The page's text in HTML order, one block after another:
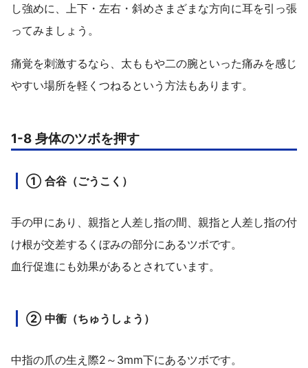
し強めに、上下・左右・斜めさまざまな方向に耳を引っ張
ってみましょう。
痛覚を刺激するなら、太ももや二の腕といった痛みを感じ
やすい場所を軽くつねるという方法もあります。
1-8 身体のツボを押す
① 合谷（ごうこく）
手の甲にあり、親指と人差し指の間、親指と人差し指の付
け根が交差するくぼみの部分にあるツボです。
血行促進にも効果があるとされています。
② 中衝（ちゅうしょう）
中指の爪の生え際2～3mm下にあるツボです。